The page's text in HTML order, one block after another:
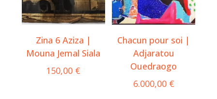
Zina 6 Aziza |
Mouna Jemal Siala
150,00 €
Chacun pour soi |
Adjaratou
Ouedraogo
6.000,00 €